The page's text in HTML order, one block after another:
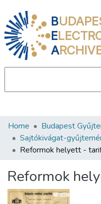
B
E
A
Communities &
All of DSpace
About us
Home Budapest
Sajtókivágat-
Reformok